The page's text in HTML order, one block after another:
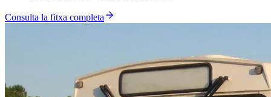
Consulta la fitxa completa